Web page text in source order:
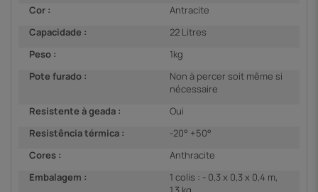
Cor :
Antracite
Capacidade :
22 Litres
Peso :
1kg
Pote furado :
Non à percer soit même si
nécessaire
Resistente à geada :
Oui
Resistência térmica :
-20° +50°
Cores :
Anthracite
Embalagem :
1 colis : - 0,3 x 0,3 x 0,4 m,